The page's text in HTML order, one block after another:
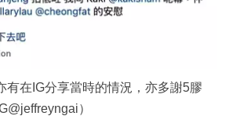
有在IG分享當時的情況，亦多謝5膠
）